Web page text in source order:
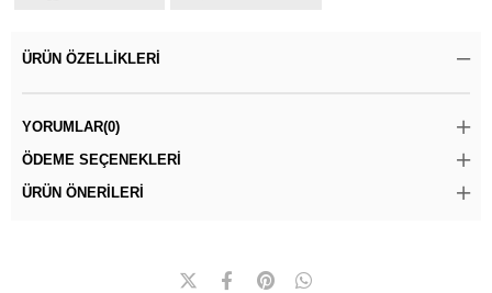
ÜRÜN ÖZELLIKLERI
YORUMLAR(0)
ÖDEME SEÇENEKLERI
ÜRÜN ÖNERILERI